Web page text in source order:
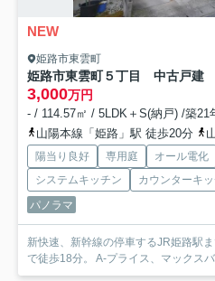
NEW
姫路市東雲町
姫路市東雲町５丁目 中古戸建
3,000万円
- / 114.57㎡ / 5LDK＋S(納戸) /築21
山陽本線「姫路」駅 徒歩20分
陽当り良好 専用庭 オール電化
システムキッチン
カウンターキ
パノラマ
新快速、新幹線の停車するJR姫路駅
で徒歩18分。 A-プライス、マックス